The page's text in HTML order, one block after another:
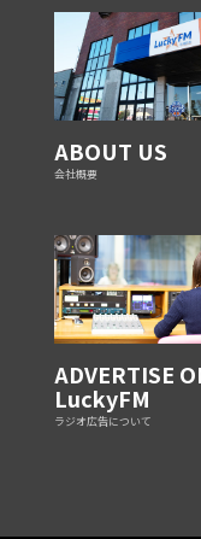
ABOUT US
会社概要
ADVERTISE
LuckyFM
ラジオ広告について